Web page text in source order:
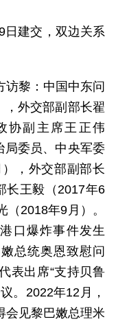
日建交，双边关系
访黎：中国中东问
，外交部副部长翟
协副主席王正伟
局委员、中央军委
，外交部副部长
长王毅（2017年6
2018年9月）。
口爆炸事件发生
总统奥恩致慰问
表出席“支持贝鲁
。2022年12月，
会见黎巴嫩总理米